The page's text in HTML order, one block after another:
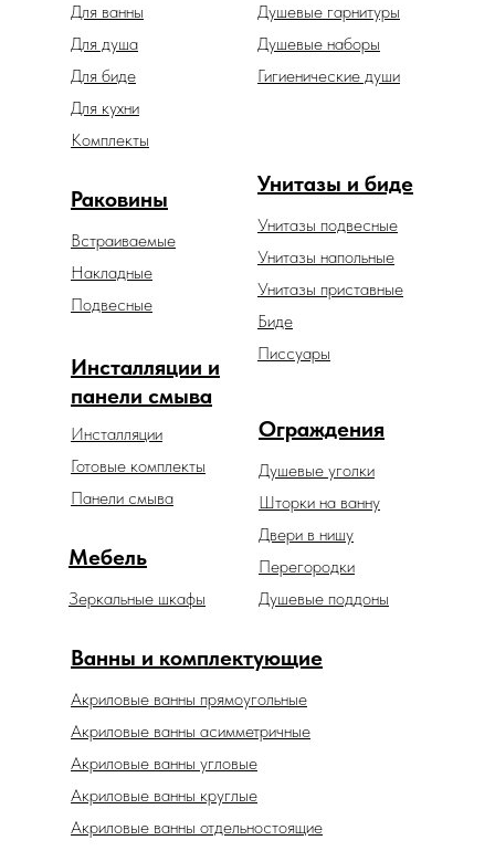
Душевые гарнитуры
Гигиенические души
Душевые наборы
Унитазы и биде
Унитазы подвесные
Унитазы напольные
Унитазы приставные
Раковины
Встраиваемые
Накладные
Подвесные
Для биде
Для ванны
Для душа
Для кухни
Ванны и комплектующие
Акриловые ванны прямоугольные
Зеркальные шкафы
Мебель
Ограждения
Душевые уголки
Шторки на ванну
Двери в нишу
Перегородки
Биде
Душевые поддоны
Акриловые ванны отдельностоящие
Акриловые ванны асимметричные
Акриловые ванны угловые
Акриловые ванны круглые
Инсталляции и
панели смыва
Инсталляции
Готовые комплекты
Панели смыва
Комплекты
Писсуары